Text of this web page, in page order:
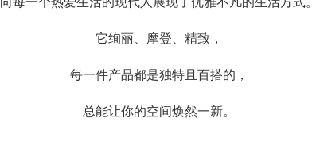
它绚丽、摩登、精致，
每一件产品都是独特且百搭的，
总能让你的空间焕然一新。